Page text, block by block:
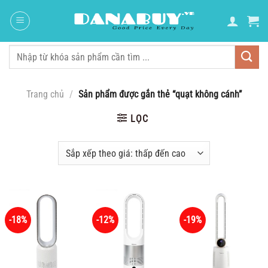
đến
dung
Tìm
Trang chủ / Sản phẩm được gắn thẻ “quạt không cánh”
LỌC
-18% -12% -19%